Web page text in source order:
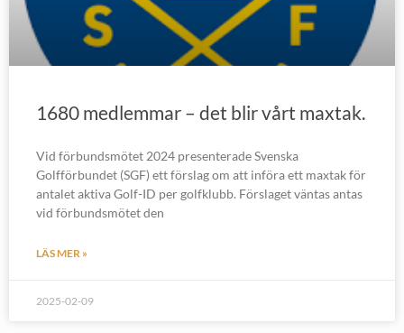
1680 medlemmar – det blir vårt maxtak.
Vid förbundsmötet 2024 presenterade Svenska
Golfförbundet (SGF) ett förslag om att införa ett maxtak för
antalet aktiva Golf-ID per golfklubb. Förslaget väntas antas
vid förbundsmötet den
LÄS MER »
2025-02-09